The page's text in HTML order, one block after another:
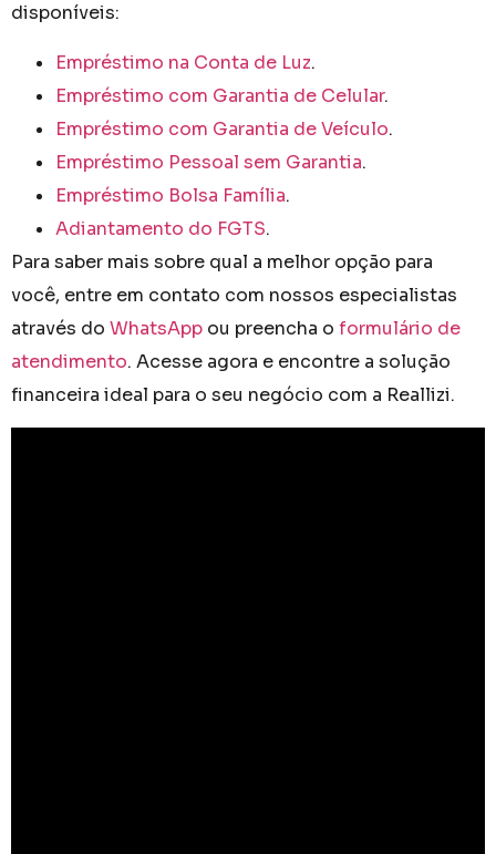
disponíveis:
Empréstimo na Conta de Luz.
Empréstimo com Garantia de Celular.
Empréstimo com Garantia de Veículo.
Empréstimo Pessoal sem Garantia.
Empréstimo Bolsa Família.
Adiantamento do FGTS.
Para saber mais sobre qual a melhor opção para
você, entre em contato com nossos especialistas
através do WhatsApp ou preencha o formulário de
atendimento. Acesse agora e encontre a solução
financeira ideal para o seu negócio com a Reallizi.